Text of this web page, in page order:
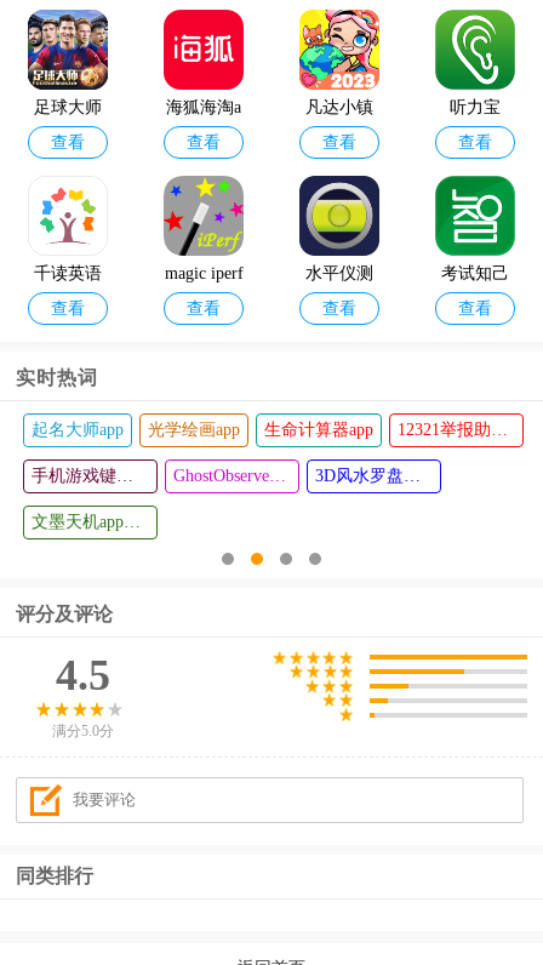
12398能源
监管热线a
pp官方版
查看
模拟黑客
软件手机
版
查看
足球大师
黄金一代
查看
海狐海淘a
pp
查看
凡达小镇
全新世界
手游
查看
听力宝
查看
千读英语
启蒙app
查看
magic iperf
apk手机端
查看
水平仪测
量仪app
查看
考试知己
软件
查看
ios widgets
小组件
查看
wellgo软件
查看
实时热词
起名大师app 光学绘画app 生命计算器app
评分及评论
4.5
满分5.0分
同类排行